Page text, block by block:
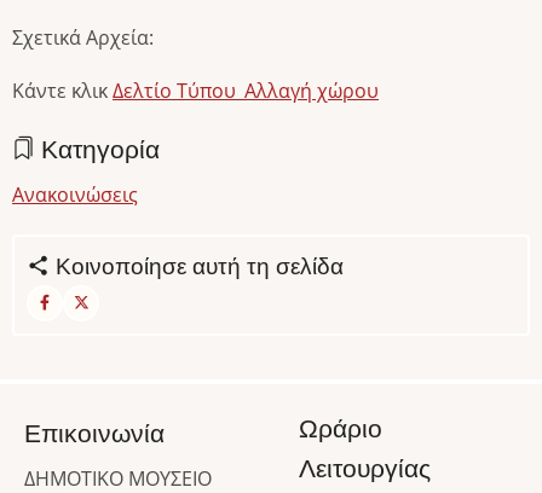
Σχετικά Αρχεία:
Κάντε κλικΔελτίο Τύπου_Αλλαγή χώρου
Κατηγορία
Ανακοινώσεις
Κοινοποίησε αυτή τη σελίδα
Επικοινωνία
ΔΗΜΟΤΙΚΟ ΜΟΥΣΕΙΟ
Ωράριο
Λειτουργίας